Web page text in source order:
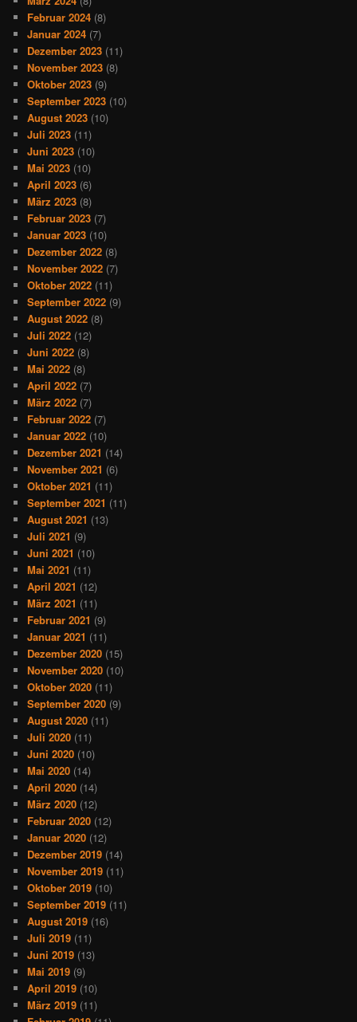
Februar 2024 (8)
Januar 2024 (7)
Dezember 2023 (11)
November 2023 (8)
Oktober 2023 (9)
September 2023 (10)
August 2023 (10)
Juli 2023 (11)
Juni 2023 (10)
Mai 2023 (10)
April 2023 (6)
März 2023 (8)
Februar 2023 (7)
Januar 2023 (10)
Dezember 2022 (8)
November 2022 (7)
Oktober 2022 (11)
September 2022 (9)
August 2022 (8)
Juli 2022 (12)
Juni 2022 (8)
Mai 2022 (8)
April 2022 (7)
März 2022 (7)
Februar 2022 (7)
Januar 2022 (10)
Dezember 2021 (14)
November 2021 (6)
Oktober 2021 (11)
September 2021 (11)
August 2021 (13)
Juli 2021 (9)
Juni 2021 (10)
Mai 2021 (11)
April 2021 (12)
März 2021 (11)
Februar 2021 (9)
Januar 2021 (11)
Dezember 2020 (15)
November 2020 (10)
Oktober 2020 (11)
September 2020 (9)
August 2020 (11)
Juli 2020 (11)
Juni 2020 (10)
Mai 2020 (14)
April 2020 (14)
März 2020 (12)
Februar 2020 (12)
Januar 2020 (12)
Dezember 2019 (14)
November 2019 (11)
Oktober 2019 (10)
September 2019 (11)
August 2019 (16)
Juli 2019 (11)
Juni 2019 (13)
Mai 2019 (9)
April 2019 (10)
März 2019 (11)